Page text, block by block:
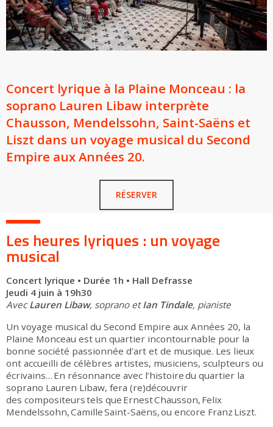
Concert lyrique à la Plaine Monceau : la
soprano Lauren Libaw interprète
Chausson, Mendelssohn, Saint-Saëns et
Liszt dans un voyage musical du Second
Empire aux Années 20.
RÉSERVER
Les heures lyriques : un voyage
musical
Concert lyrique • Durée 1h • Hall Defrasse
Jeudi 4 juin à 19h30
AvecLauren Libaw, soprano etIan Tindale, pianiste
Un voyage musical du Second Empire aux Années 20, la
Plaine Monceau est un quartier incontournable pour la
bonne société passionnée d'art et de musique. Les lieux
ont accueilli de célèbres artistes, musiciens, sculpteurs ou
écrivains… En résonnance avec l’histoire du quartier la
soprano Lauren Libaw, fera (re)découvrir
des compositeurs tels que Ernest Chausson, Felix
Mendelssohn, Camille Saint-Saëns, ou encore Franz Liszt.